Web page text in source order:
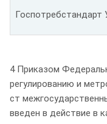
Госпотребстандарт
4 Приказом
регулированию и
ст
введен в действие в